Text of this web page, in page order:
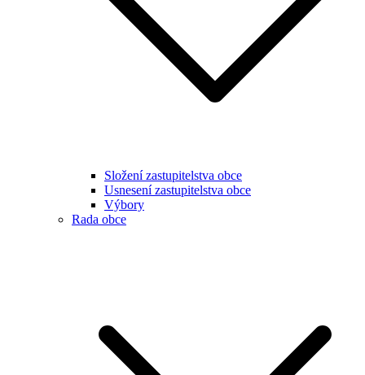
Složení zastupitelstva obce
Usnesení zastupitelstva obce
Výbory
Rada obce